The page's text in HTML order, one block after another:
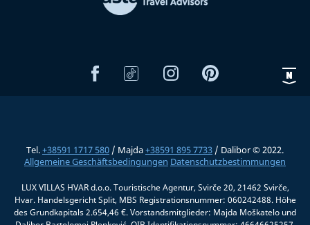
Tel.+38591 1717 580 / Majda+38591 895 7733 / Dalibor © 2022.
Allgemeine Geschäftsbedingungen Datenschutzbestimmungen
LUX VILLAS HVAR d.o.o. Touristische Agentur, Svirče 20, 21462 Svirče,
Hvar. Handelsgericht Split, MBS Registrationsnummer: 060242488. Höhe
des Grundkapitals 2.654,46 €. Vorstandsmitglieder: Majda Moškatelo und